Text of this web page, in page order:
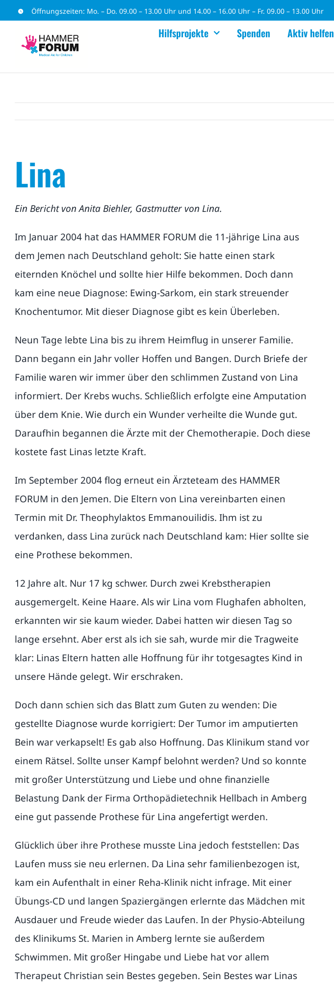
Zum
springen
Öffnungszeiten: Mo. – Do. 09.00 – 13.00 Uhr und 14.00 – 16.00 Uhr – Fr. 09.00 – 13.00 Uhr
Hilfsprojekte Spenden Aktiv helfen
Lina
Ein Bericht von Anita Biehler, Gastmutter von Lina.
Im Januar 2004 hat das HAMMER FORUM die 11-jährige Lina aus
dem Jemen nach Deutschland geholt: Sie hatte einen stark
eiternden Knöchel und sollte hier Hilfe bekommen. Doch dann
kam eine neue Diagnose: Ewing-Sarkom, ein stark streuender
Knochentumor. Mit dieser Diagnose gibt es kein Überleben.
Neun Tage lebte Lina bis zu ihrem Heimflug in unserer Familie.
Dann begann ein Jahr voller Hoffen und Bangen. Durch Briefe der
Familie waren wir immer über den schlimmen Zustand von Lina
informiert. Der Krebs wuchs. Schließlich erfolgte eine Amputation
über dem Knie. Wie durch ein Wunder verheilte die Wunde gut.
Daraufhin begannen die Ärzte mit der Chemotherapie. Doch diese
kostete fast Linas letzte Kraft.
Im September 2004 flog erneut ein Ärzteteam des HAMMER
FORUM in den Jemen. Die Eltern von Lina vereinbarten einen
Termin mit Dr. Theophylaktos Emmanouilidis. Ihm ist zu
verdanken, dass Lina zurück nach Deutschland kam: Hier sollte sie
eine Prothese bekommen.
12 Jahre alt. Nur 17 kg schwer. Durch zwei Krebstherapien
ausgemergelt. Keine Haare. Als wir Lina vom Flughafen abholten,
erkannten wir sie kaum wieder. Dabei hatten wir diesen Tag so
lange ersehnt. Aber erst als ich sie sah, wurde mir die Tragweite
klar: Linas Eltern hatten alle Hoffnung für ihr totgesagtes Kind in
unsere Hände gelegt. Wir erschraken.
Doch dann schien sich das Blatt zum Guten zu wenden: Die
gestellte Diagnose wurde korrigiert: Der Tumor im amputierten
Bein war verkapselt! Es gab also Hoffnung. Das Klinikum stand vor
einem Rätsel. Sollte unser Kampf belohnt werden? Und so konnte
mit großer Unterstützung und Liebe und ohne finanzielle
Belastung Dank der Firma Orthopädietechnik Hellbach in Amberg
eine gut passende Prothese für Lina angefertigt werden.
Glücklich über ihre Prothese musste Lina jedoch feststellen: Das
Laufen muss sie neu erlernen. Da Lina sehr familienbezogen ist,
kam ein Aufenthalt in einer Reha-Klinik nicht infrage. Mit einer
Übungs-CD und langen Spaziergängen erlernte das Mädchen mit
Ausdauer und Freude wieder das Laufen. In der Physio-Abteilung
des Klinikums St. Marien in Amberg lernte sie außerdem
Schwimmen. Mit großer Hingabe und Liebe hat vor allem
Therapeut Christian sein Bestes gegeben. Sein Bestes war Linas